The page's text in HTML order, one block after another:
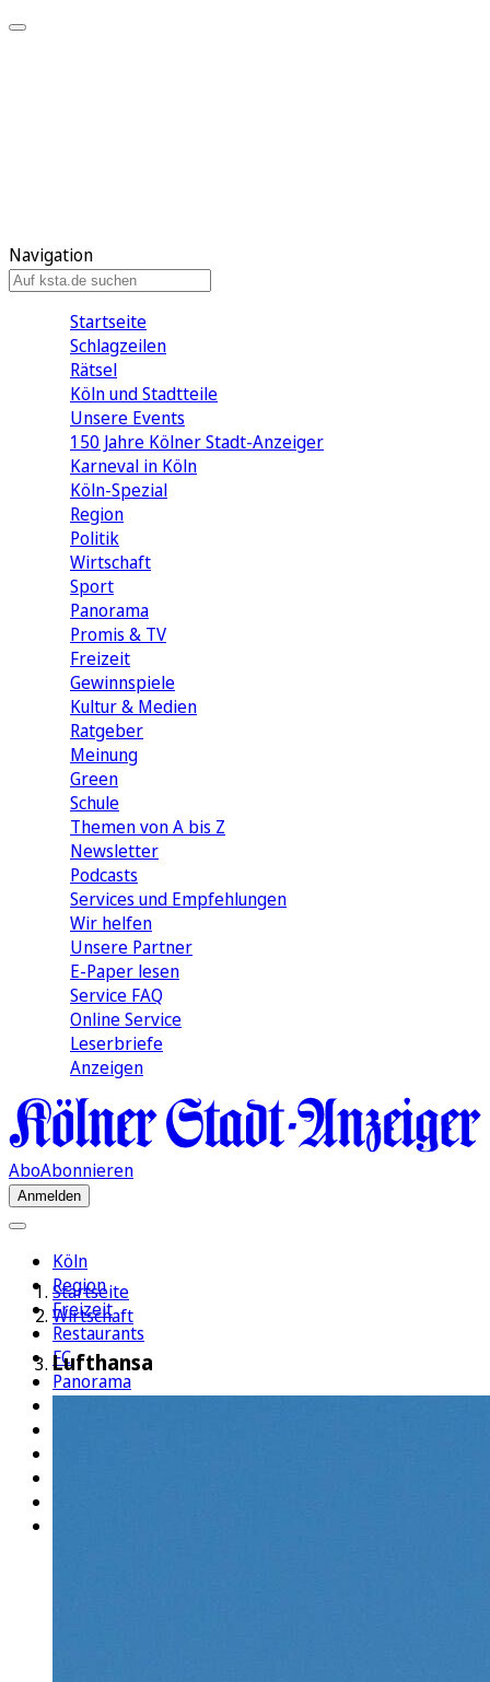
Navigation
Startseite
Schlagzeilen
Rätsel
Köln und Stadtteile
Unsere Events
150 Jahre Kölner Stadt-Anzeiger
Karneval in Köln
Köln-Spezial
Region
Politik
Wirtschaft
Sport
Panorama
Promis & TV
Freizeit
Gewinnspiele
Kultur & Medien
Ratgeber
Meinung
Green
Schule
Themen von A bis Z
Newsletter
Podcasts
Services und Empfehlungen
Wir helfen
Unsere Partner
E-Paper lesen
Service FAQ
Online Service
Leserbriefe
Anzeigen
AboAbonnieren
Anmelden
Köln
Region
Freizeit
Restaurants
FC
Panorama
Startseite
Wirtschaft
Lufthansa